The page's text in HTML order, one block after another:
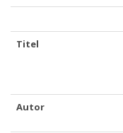
Titel
Autor